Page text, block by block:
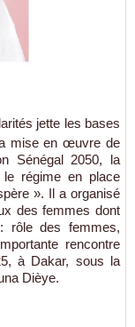
jette les bases
mise en œuvre de
Sénégal 2050, la
le régime en place
». Il a organisé
des femmes dont
rôle des femmes,
rencontre
à Dakar, sous la
Dièye.